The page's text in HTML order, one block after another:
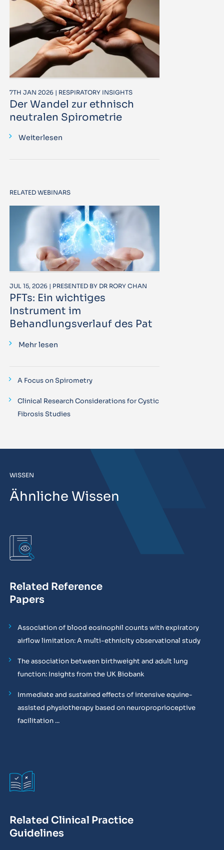
7TH JAN 2026 | RESPIRATORY INSIGHTS
Der Wandel zur ethnisch
neutralen Spirometrie
Weiterlesen
RELATED WEBINARS
JUL 15, 2026 | PRESENTED BY DR RORY CHAN
PFTs: Ein wichtiges
Instrument im
Behandlungsverlauf des Pat
Mehr lesen
A Focus on Spirometry
Clinical Research Considerations for Cystic
Fibrosis Studies
WISSEN
Ähnliche Wissen
Related Reference
Papers
Association of blood eosinophil counts with expiratory
airflow limitation: A multi-ethnicity observational study
The association between birthweight and adult lung
function: Insights from the UK Biobank
Immediate and sustained effects of intensive equine-
assisted physiotherapy based on neuroproprioceptive
facilitation ...
Related Clinical Practice
Guidelines